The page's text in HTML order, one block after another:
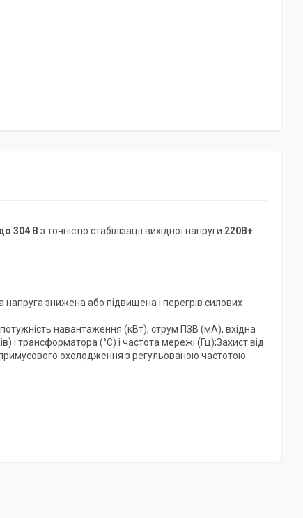
304 В з точністю стабілізації вихідної напруги 220В+
знижена або підвищена і перегрів силових
навантаження (кВт), струм ПЗВ (мА), вхідна
і трансформатора (°C) і частота мережі (Гц);Захист від
примусового охолодження з регульованою частотою